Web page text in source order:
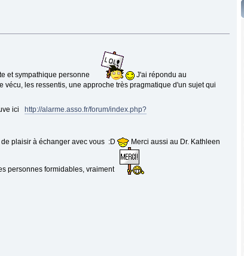
et sympathique personne
J'ai répondu au
les ressentis, une approche très pragmatique d'un sujet qui
ici
http://alarme.asso.fr/forum/index.php?
plaisir à échanger avec vous :D Merci aussi au Dr. Kathleen
personnes formidables, vraiment